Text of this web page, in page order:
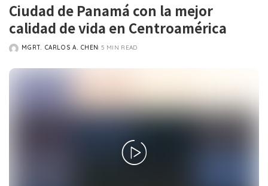
Ciudad de Panamá con la mejor
calidad de vida en Centroamérica
POSTED
MGRT. CARLOS A. CHEN 5 MIN READ